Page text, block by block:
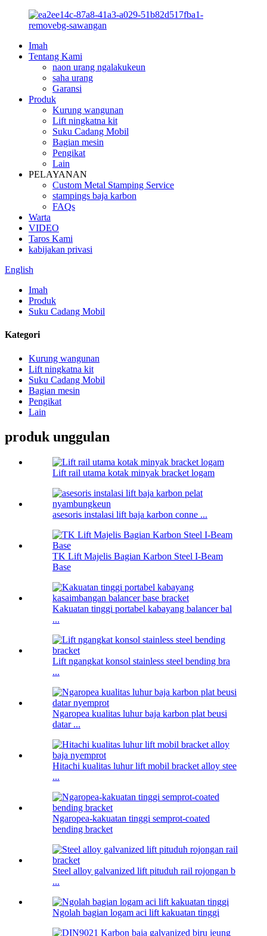
Imah
Tentang Kami
naon urang ngalakukeun
saha urang
Garansi
Produk
Kurung wangunan
Lift ningkatna kit
Suku Cadang Mobil
Bagian mesin
Pengikat
Lain
PELAYANAN
Custom Metal Stamping Service
stampings baja karbon
FAQs
Warta
VIDEO
Taros Kami
kabijakan privasi
English
Imah
Produk
Suku Cadang Mobil
Kategori
Kurung wangunan
Lift ningkatna kit
Suku Cadang Mobil
Bagian mesin
Pengikat
Lain
produk unggulan
Lift rail utama kotak minyak bracket logam
asesoris instalasi lift baja karbon conne ...
TK Lift Majelis Bagian Karbon Steel I-Beam
Base
Kakuatan tinggi portabel kabayang balancer bal
...
Lift ngangkat konsol stainless steel bending bra
...
Ngaropea kualitas luhur baja karbon plat beusi
datar ...
Hitachi kualitas luhur lift mobil bracket alloy stee
...
Ngaropea-kakuatan tinggi semprot-coated
bending bracket
Steel alloy galvanized lift pituduh rail rojongan b
...
Ngolah bagian logam aci lift kakuatan tinggi